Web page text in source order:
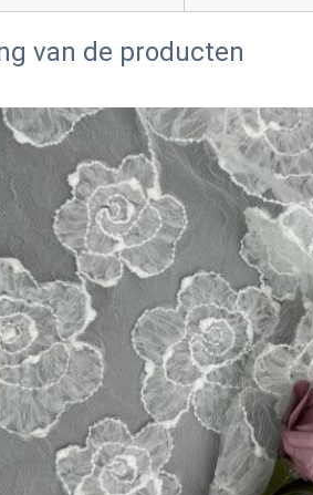
van de producten